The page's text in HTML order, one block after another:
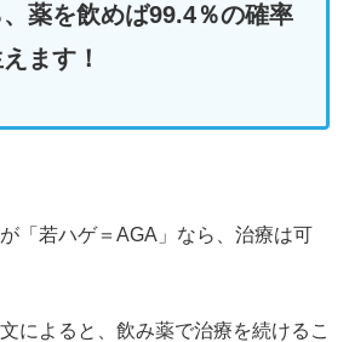
、薬を飲めば99.4％の確率
ます！
「若ハゲ＝AGA」なら、治療は可
によると、飲み薬で治療を続けるこ